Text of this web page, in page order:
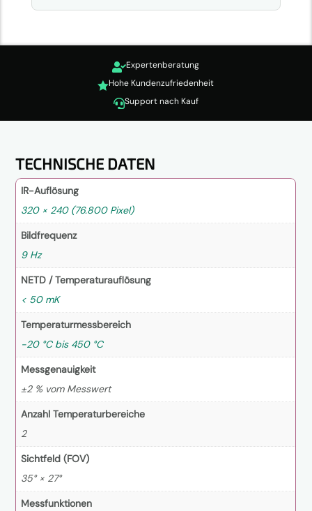
Expertenberatung
Hohe Kundenzufriedenheit
Support nach Kauf
TECHNISCHE DATEN
IR-Auflösung
320 × 240 (76.800 Pixel)
Bildfrequenz
9 Hz
NETD / Temperaturauflösung
< 50 mK
Temperaturmessbereich
-20 °C bis 450 °C
Messgenauigkeit
±2 % vom Messwert
Anzahl Temperaturbereiche
2
Sichtfeld (FOV)
35° × 27°
Messfunktionen